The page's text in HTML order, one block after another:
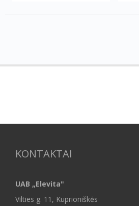
KONTAKTAI
UAB „Elevita"
Vilties g. 11, Kuprioniškės